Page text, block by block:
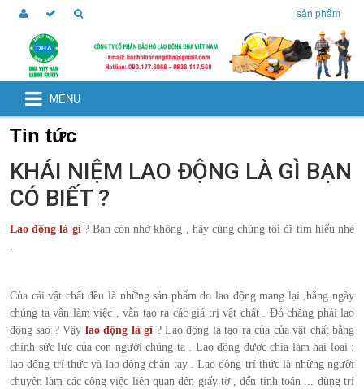
sản phẩm
MENU
Tin tức
KHÁI NIỆM LAO ĐỘNG LÀ GÌ BẠN
CÓ BIẾT ?
Lao động là gì? Bạn còn nhớ không , hãy cùng chúng tôi đi tìm hiểu nhé
.
Của cải vật chất đều là những sản phẩm do lao động mang lại ,hằng ngày
chúng ta vẫn làm việc , vẫn tạo ra các giá trị vật chất . Đó chẳng phải lao
động sao ? Vậy lao động là gì ? Lao động là tạo ra của của vật chất bằng
chính sức lực của con người chúng ta . Lao động được chia làm hai loại :
lao động trí thức và lao động chân tay . Lao động trí thức là những người
chuyên làm các công việc liên quan đến giấy tờ , đến tính toán ... dùng trí